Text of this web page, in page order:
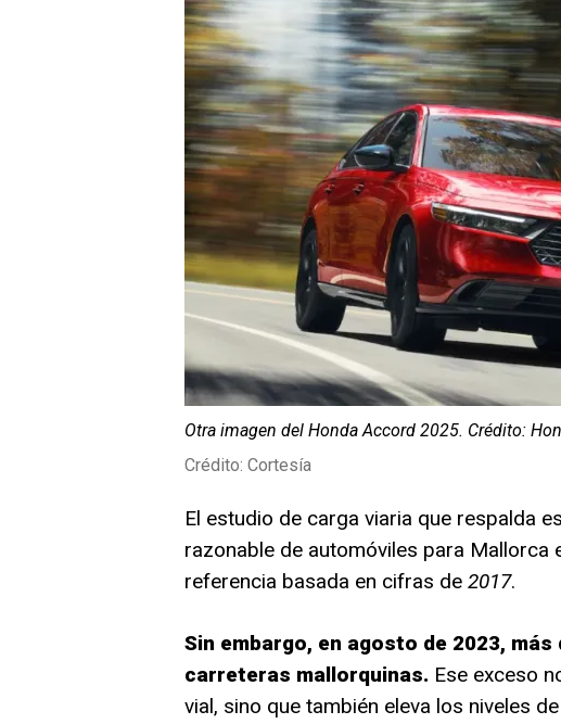
Otra imagen del Honda Accord 2025. Crédito:
Crédito: Cortesía
El estudio de carga viaria que respalda
razonable de automóviles para Mallorca
referencia basada en cifras de 2017.
Sin embargo, en agosto de 2023,
carreteras mallorquinas. Ese exceso
vial, sino que también eleva los niveles